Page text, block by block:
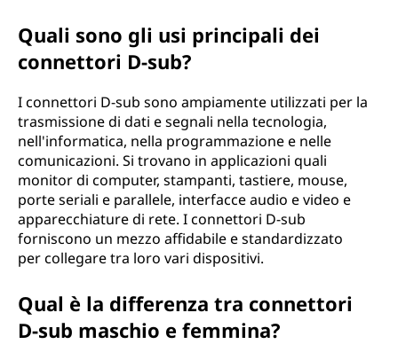
Quali sono gli usi principali dei
connettori D-sub?
I connettori D-sub sono ampiamente utilizzati per la
trasmissione di dati e segnali nella tecnologia,
nell'informatica, nella programmazione e nelle
comunicazioni. Si trovano in applicazioni quali
monitor di computer, stampanti, tastiere, mouse,
porte seriali e parallele, interfacce audio e video e
apparecchiature di rete. I connettori D-sub
forniscono un mezzo affidabile e standardizzato
per collegare tra loro vari dispositivi.
Qual è la differenza tra connettori
D-sub maschio e femmina?